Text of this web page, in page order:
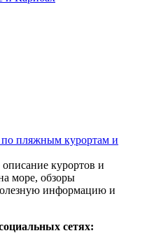
пляжным курортам и
курортов и
море, обзоры
информацию и
сетях: